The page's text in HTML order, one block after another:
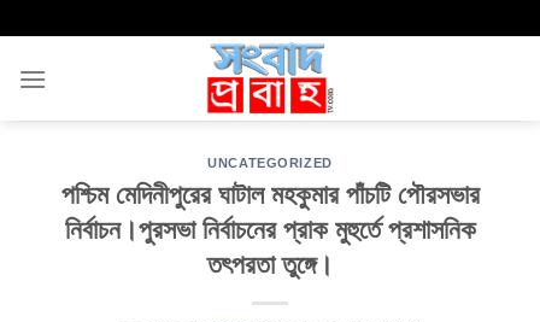
content
UNCATEGORIZED
পশ্চিম মেদিনীপুরের ঘাটাল মহকুমার পাঁচটি পৌরসভার
নির্বাচন।পুরসভা নির্বাচনের প্রাক মুহুর্তে প্রশাসনিক
তৎপরতা তুঙ্গে।